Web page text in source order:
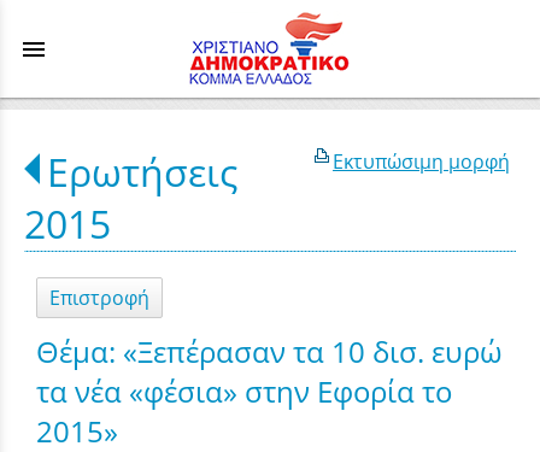
menu
Εκτυπώσιμη μορφή
Ερωτήσεις
2015
Επιστροφή
Θέμα: «Ξεπέρασαν τα 10 δισ. ευρώ
τα νέα «φέσια» στην Εφορία το
2015»